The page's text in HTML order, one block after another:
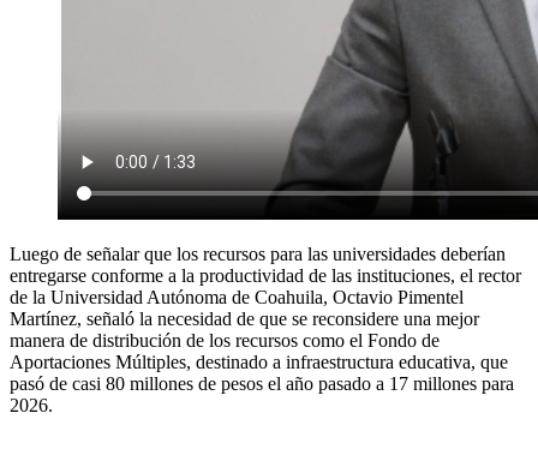
Luego de señalar que los recursos para las universidades deberían
entregarse conforme a la productividad de las instituciones, el rector
de la Universidad Autónoma de Coahuila, Octavio Pimentel
Martínez, señaló la necesidad de que se reconsidere una mejor
manera de distribución de los recursos como el Fondo de
Aportaciones Múltiples, destinado a infraestructura educativa, que
pasó de casi 80 millones de pesos el año pasado a 17 millones para
2026.